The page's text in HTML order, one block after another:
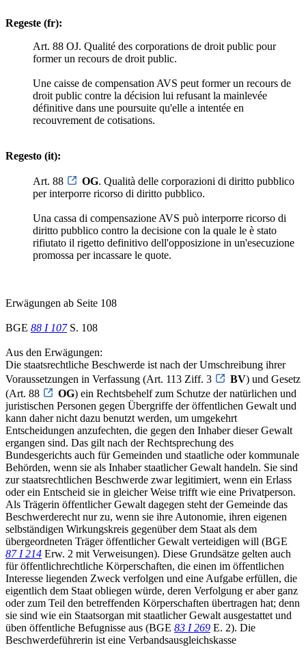
Regeste (fr):
Art. 88 OJ. Qualité des corporations de droit public pour
former un recours de droit public.
Une caisse de compensation AVS peut former un recours de
droit public contre la décision lui refusant la mainlevée
définitive dans une poursuite qu'elle a intentée en
recouvrement de cotisations.
Regesto (it):
Art. 88 OG. Qualità delle corporazioni di diritto pubblico
per interporre ricorso di diritto pubblico.
Una cassa di compensazione AVS può interporre ricorso di
diritto pubblico contro la decisione con la quale le è stato
rifiutato il rigetto definitivo dell'opposizione in un'esecuzione
promossa per incassare le quote.
Erwägungen ab Seite 108
BGE 88 I 107S. 108
Aus den Erwägungen:
Die staatsrechtliche Beschwerde ist nach der Umschreibung ihrer
Voraussetzungen in Verfassung (Art. 113 Ziff. 3
BV) und Gesetz
(Art. 88
OG) ein Rechtsbehelf zum Schutze der natürlichen und
juristischen Personen gegen Übergriffe der öffentlichen Gewalt und
kann daher nicht dazu benutzt werden, um umgekehrt
Entscheidungen anzufechten, die gegen den Inhaber dieser Gewalt
ergangen sind. Das gilt nach der Rechtsprechung des
Bundesgerichts auch für Gemeinden und staatliche oder kommunale
Behörden, wenn sie als Inhaber staatlicher Gewalt handeln. Sie sind
zur staatsrechtlichen Beschwerde zwar legitimiert, wenn ein Erlass
oder ein Entscheid sie in gleicher Weise trifft wie eine Privatperson.
Als Trägerin öffentlicher Gewalt dagegen steht der Gemeinde das
Beschwerderecht nur zu, wenn sie ihre Autonomie, ihren eigenen
selbständigen Wirkungskreis gegenüber dem Staat als dem
übergeordneten Träger öffentlicher Gewalt verteidigen will (BGE
87 I 214 Erw. 2 mit Verweisungen). Diese Grundsätze gelten auch
für öffentlichrechtliche Körperschaften, die einen im öffentlichen
Interesse liegenden Zweck verfolgen und eine Aufgabe erfüllen, die
eigentlich dem Staat obliegen würde, deren Verfolgung er aber ganz
oder zum Teil den betreffenden Körperschaften übertragen hat; denn
sie sind wie ein Staatsorgan mit staatlicher Gewalt ausgestattet und
üben öffentliche Befugnisse aus (BGE 83 I 269 E. 2). Die
Beschwerdeführerin ist eine Verbandsausgleichskasse